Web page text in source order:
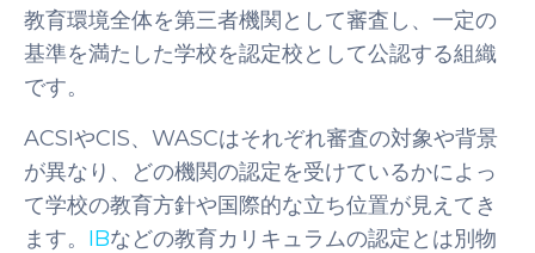
教育環境全体を第三者機関として審査し、一定の
基準を満たした学校を認定校として公認する組織
です。
ACSIやCIS、WASCはそれぞれ審査の対象や背景
が異なり、どの機関の認定を受けているかによっ
て学校の教育方針や国際的な立ち位置が見えてき
ます。 IBなどの教育カリキュラムの認定とは別物